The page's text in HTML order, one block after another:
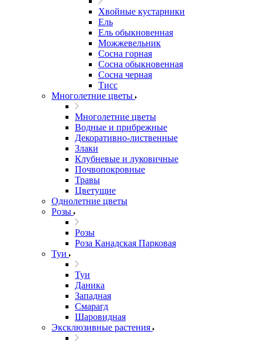
Хвойные кустарники
Ель
Ель обыкновенная
Можжевельник
Сосна горная
Сосна обыкновенная
Сосна черная
Тисс
Многолетние цветы
Многолетние цветы
Водные и прибрежные
Декоративно-лиственные
Злаки
Клубневые и луковичные
Почвопокровные
Травы
Цветущие
Однолетние цветы
Розы
Розы
Роза Канадская Парковая
Туи
Туи
Даника
Западная
Смарагд
Шаровидная
Эксклюзивные растения